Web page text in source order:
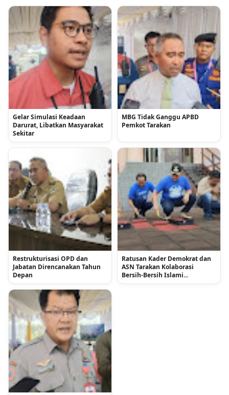
Gelar Simulasi Keadaan
Darurat, Libatkan Masyarakat
Sekitar
MBG Tidak Ganggu APBD
Pemkot Tarakan
Restrukturisasi OPD dan
Jabatan Direncanakan Tahun
Depan
Ratusan Kader Demokrat dan
ASN Tarakan Kolaborasi
Bersih-Bersih Islami...